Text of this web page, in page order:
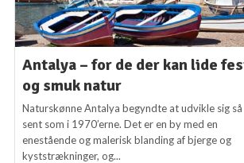
Antalya – for de der kan lide
og smuk natur
Naturskønne Antalya begyndte at udvikle sig så
sent som i 1970’erne. Det er en by med en
enestående og malerisk blanding af bjerge og
kyststrækninger, og...